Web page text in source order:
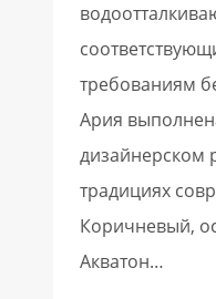
требованиям
Ария
дизайнерском
традициях
Коричневый,
Акватон…